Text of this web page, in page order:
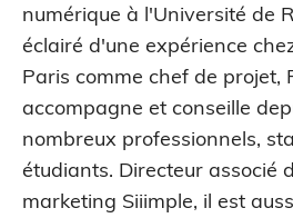
numérique à l'Université de
éclairé d'une expérience
Paris comme chef de projet,
accompagne et conseille
nombreux professionnels,
étudiants. Directeur associé
marketing Siiimple, il est